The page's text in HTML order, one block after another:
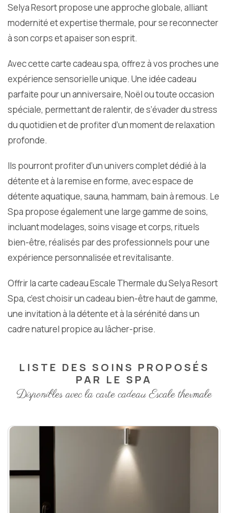
Selya Resort propose une approche globale, alliant
modernité et expertise thermale, pour se reconnecter
à son corps et apaiser son esprit.
Avec cette carte cadeau spa, offrez à vos proches une
expérience sensorielle unique. Une idée cadeau
parfaite pour un anniversaire, Noël ou toute occasion
spéciale, permettant de ralentir, de s’évader du stress
du quotidien et de profiter d’un moment de relaxation
profonde.
Ils pourront profiter d’un univers complet dédié à la
détente et à la remise en forme, avec espace de
détente aquatique, sauna, hammam, bain à remous. Le
Spa propose également une large gamme de soins,
incluant modelages, soins visage et corps, rituels
bien-être, réalisés par des professionnels pour une
expérience personnalisée et revitalisante.
Offrir la carte cadeau Escale Thermale du Selya Resort
Spa, c’est choisir un cadeau bien-être haut de gamme,
une invitation à la détente et à la sérénité dans un
cadre naturel propice au lâcher-prise.
LISTE DES SOINS PROPOSÉS
PAR LE SPA
Disponibles avec la carte cadeau Escale thermale